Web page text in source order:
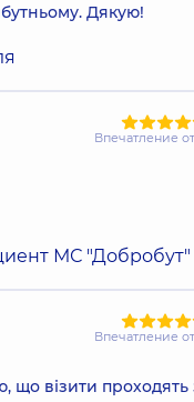
Дякую!
Впечатление
МС "Добробут"
Впечатление
що візити